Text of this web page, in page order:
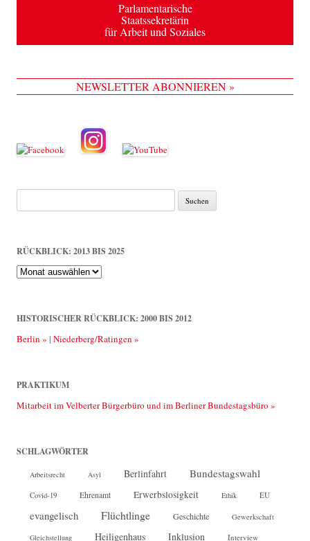
Parlamentarische
Staatssekretärin
für Arbeit und Soziales
NEWSLETTER ABONNIEREN »
nach:
RÜCKBLICK: 2013 BIS 2025
Rückblick:
2013
HISTORISCHER RÜCKBLICK: 2000 BIS 2012
Berlin » | Niederberg/Ratingen »
PRAKTIKUM
Mitarbeit im Velberter Bürgerbüro und im Berliner Bundestagsbüro »
SCHLAGWÖRTER
Arbeitsrecht Asyl Berlinfahrt Bundestagswahl
Covid-19 Ehrenamt Erwerbslosigkeit Ethik EU
evangelisch Flüchtlinge Geschichte Gewerkschaft
Gleichstellung Heiligenhaus Inklusion Interview